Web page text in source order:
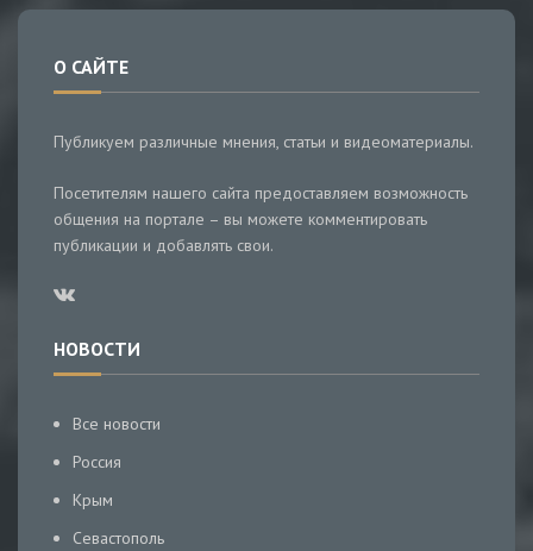
О САЙТЕ
Публикуем различные мнения, статьи и видеоматериалы.
Посетителям нашего сайта предоставляем возможность
общения на портале – вы можете комментировать
публикации и добавлять свои.
НОВОСТИ
Все новости
Россия
Крым
Севастополь